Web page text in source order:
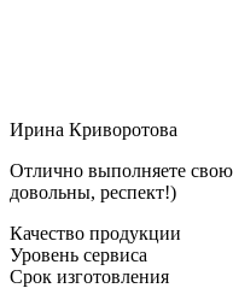
Ирина Криворотова
Отлично выполняете свою
довольны, респект!)
Качество продукции
Уровень сервиса
Срок изготовления